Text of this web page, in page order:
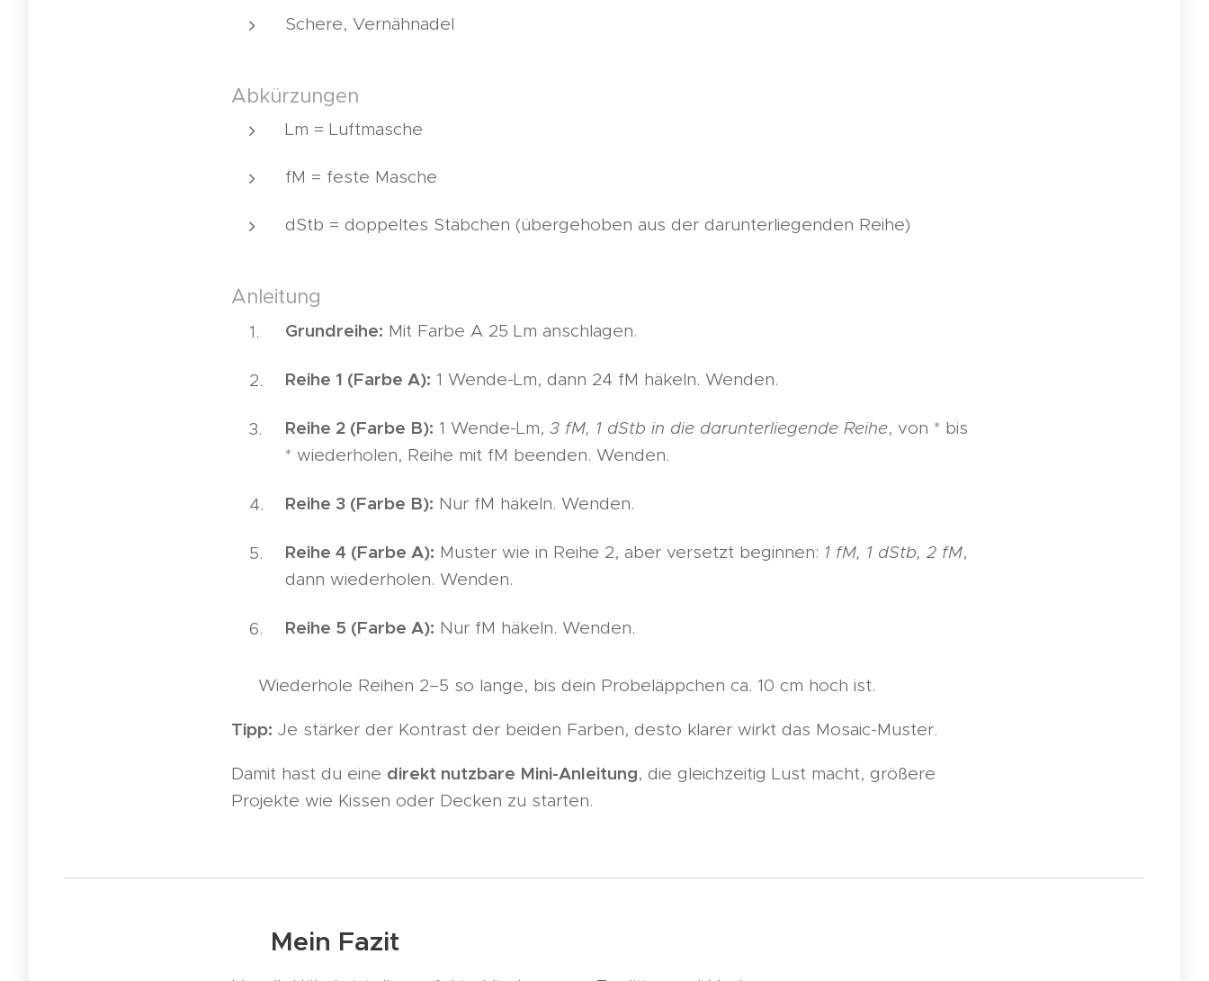
Schere, Vernähnadel
Abkürzungen
Lm = Luftmasche
fM = feste Masche
dStb = doppeltes Stäbchen (übergehoben aus der darunterliegenden Reihe)
Anleitung
Grundreihe: Mit Farbe A 25 Lm anschlagen.
Reihe 1 (Farbe A): 1 Wende-Lm, dann 24 fM häkeln. Wenden.
Reihe 2 (Farbe B): 1 Wende-Lm, 3 fM, 1 dStb in die darunterliegende Reihe, von * bis
* wiederholen, Reihe mit fM beenden. Wenden.
Reihe 3 (Farbe B): Nur fM häkeln. Wenden.
Reihe 4 (Farbe A): Muster wie in Reihe 2, aber versetzt beginnen: 1 fM, 1 dStb, 2 fM,
dann wiederholen. Wenden.
Reihe 5 (Farbe A): Nur fM häkeln. Wenden.
👉 Wiederhole Reihen 2–5 so lange, bis dein Probeläppchen ca. 10 cm hoch ist.
Tipp: Je stärker der Kontrast der beiden Farben, desto klarer wirkt das Mosaic-Muster.
Damit hast du eine direkt nutzbare Mini-Anleitung, die gleichzeitig Lust macht, größere
Projekte wie Kissen oder Decken zu starten.
🧶 Mein Fazit